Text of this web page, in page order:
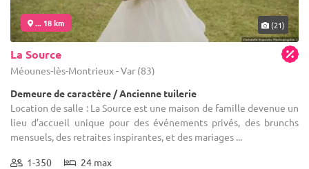
... 18 km (21)
La Source
Méounes-lès-Montrieux - Var (83)
Demeure de caractère / Ancienne tuilerie
Location de salle : La Source est une maison de famille devenue un
lieu d’accueil unique pour des événements privés, des brunchs
mensuels, des retraites inspirantes, et des mariages ...
1-350 24 max